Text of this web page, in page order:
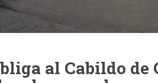
al Cabildo de